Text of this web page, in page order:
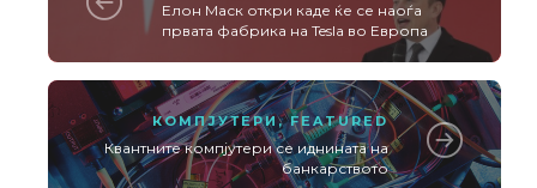
Елон Маск откри каде ќе се наоѓа
првата фабрика на Tesla во Европа
КОМПЈУТЕРИ,FEATURED
Квантните компјутери се иднината на
банкарството